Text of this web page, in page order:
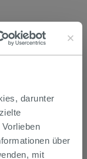
darunter
über
mit